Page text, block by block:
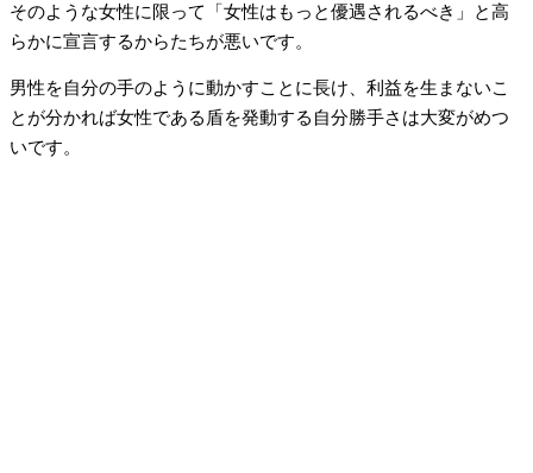
そのような女性に限って「女性はもっと優遇されるべき」と高
らかに宣言するからたちが悪いです。
男性を自分の手のように動かすことに長け、利益を生まないこ
とが分かれば女性である盾を発動する自分勝手さは大変がめつ
いです。